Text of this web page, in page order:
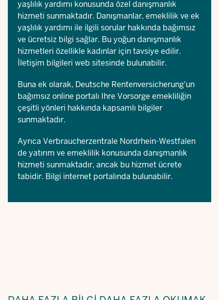
yaşlılık yardımı konusunda özel danışmanlık
hizmeti sunmaktadır. Danışmanlar, emeklilik ve ek
yaşlılık yardımı ile ilgili sorular hakkında bağımsız
ve ücretsiz bilgi sağlar. Bu yoğun danışmanlık
hizmetleri özellikle kadınlar için tavsiye edilir.
İletişim bilgileri web sitesinde bulunabilir.
Buna ek olarak, Deutsche Rentenversicherung'un
bağımsız online portalı Ihre Vorsorge emekliliğin
çeşitli yönleri hakkında kapsamlı bilgiler
sunmaktadır.
Ayrıca Verbraucherzentrale Nordrhein-Westfalen
de yatırım ve emeklilik konusunda danışmanlık
hizmeti sunmaktadır, ancak bu hizmet ücrete
tabidir. Bilgi internet portalında bulunabilir.